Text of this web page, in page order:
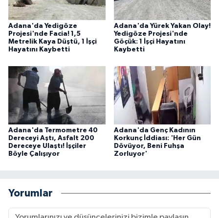
Adana'da Yedigöze
Projesi'nde Facia! 1,5
Metrelik Kaya Düştü, 1 İşçi
Hayatını Kaybetti
Adana'da Yürek Yakan Olay!
Yedigöze Projesi'nde
Göçük: 1 İşçi Hayatını
Kaybetti
Adana'da Termometre 40
Dereceyi Aştı, Asfalt 200
Dereceye Ulaştı! İşçiler
Böyle Çalışıyor
Adana'da Genç Kadının
Korkunç İddiası: 'Her Gün
Dövüyor, Beni Fuhşa
Zorluyor'
Yorumlar